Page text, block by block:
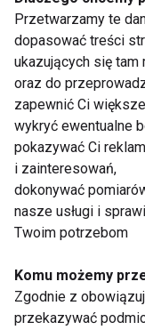
Ćwiczenia dla
narządów
Elektroniczny
zdrowia
Przetwarzamy te
dopasować treści
ukazujących się tam
oraz do
zapewnić Ci
wykryć ewentualne
pokazywać Ci
i zainteresowań,
dokonywać
nasze usługi i
Twoim potrzebom
Komu możemy
Zgodnie z
przekazywać